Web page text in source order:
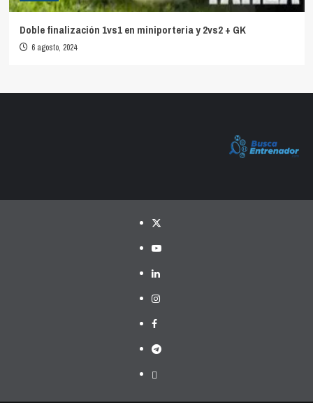
Doble finalización 1vs1 en miniporteria y 2vs2 + GK
6 agosto, 2024
Twitter
YouTube
LinkedIn
Instagram
Facebook
Telegram
PayPal